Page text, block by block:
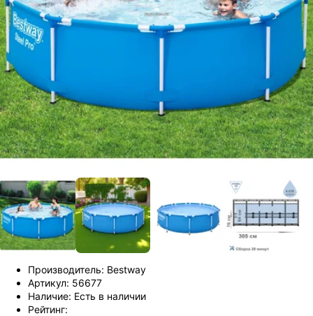
Производитель: Bestway
Артикул: 56677
Наличие: Есть в наличии
Рейтинг: